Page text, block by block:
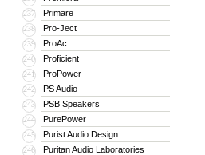
237 Primare
238 Pro-Ject
239 ProAc
240 Proficient
241 ProPower
242 PS Audio
243 PSB Speakers
244 PurePower
245 Purist Audio Design
246 Puritan Audio Laboratories